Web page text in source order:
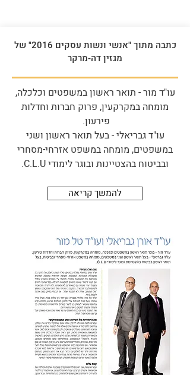
כתבה מתוך "אנשי ונשות עסקים 2016" של
מגזין דה-מרקר
עו"ד מור - תואר ראשון במשפטים וכלכלה,
מומחה במקרקעין, פרוק חברות וחדלות
פירעון.
עו"ד גבריאלי - בעל תואר ראשון ושני
במשפטים, מומחה במשפט אזרחי-מסחרי
ובביטוח בהצטיינות ובוגר לימודי C.L.U.
להמשך קריאה